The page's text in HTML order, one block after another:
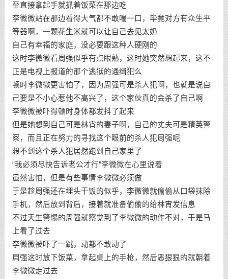
至直接拿起手就抓着饭菜在那边吃
李微微站在那边看得大气都不敢喘一口，毕竟对方有众生平
等器啊，一颗花生米就可以让自己去见太奶
自己有幸福的家庭，没必要跟这种人硬刚的
这时李微微看周强似乎有点眼熟，这时她突然想起来，这不
正是电视上报道的那个逃狱的通缉犯么
顿时李微微更害怕了，因为周强可是杀人犯啊，也就是说自
己要是不小心惹他不高兴了，这个家伙真的会杀了自己啊
李微微被吓得顿时身体都发抖了起来
但是她想到自己可是林宵的妻子啊，自己的丈夫可是精英警
察，而且正在努力的寻找这个眼前的杀人犯周强呢
想不到这个杀人犯居然跑到自己家里了
“我必须尽快告诉老公才行”李微微在心里说着
虽然害怕，但是有些事情李微微必须做
于是趁周强还在埋头干饭的似乎，李微微就偷偷从口袋抹除
手机，然后放到背后，接着就准备偷偷的给林宵发信息
不过天生警惕的周强就察觉到了李微微的动作不对，于是马
上看了过去
李微微被吓了一跳，动都不敢动了
周强这时放下饭菜，拿起桌上的手枪，然后恶狠狠的就朝着
李微微走过去